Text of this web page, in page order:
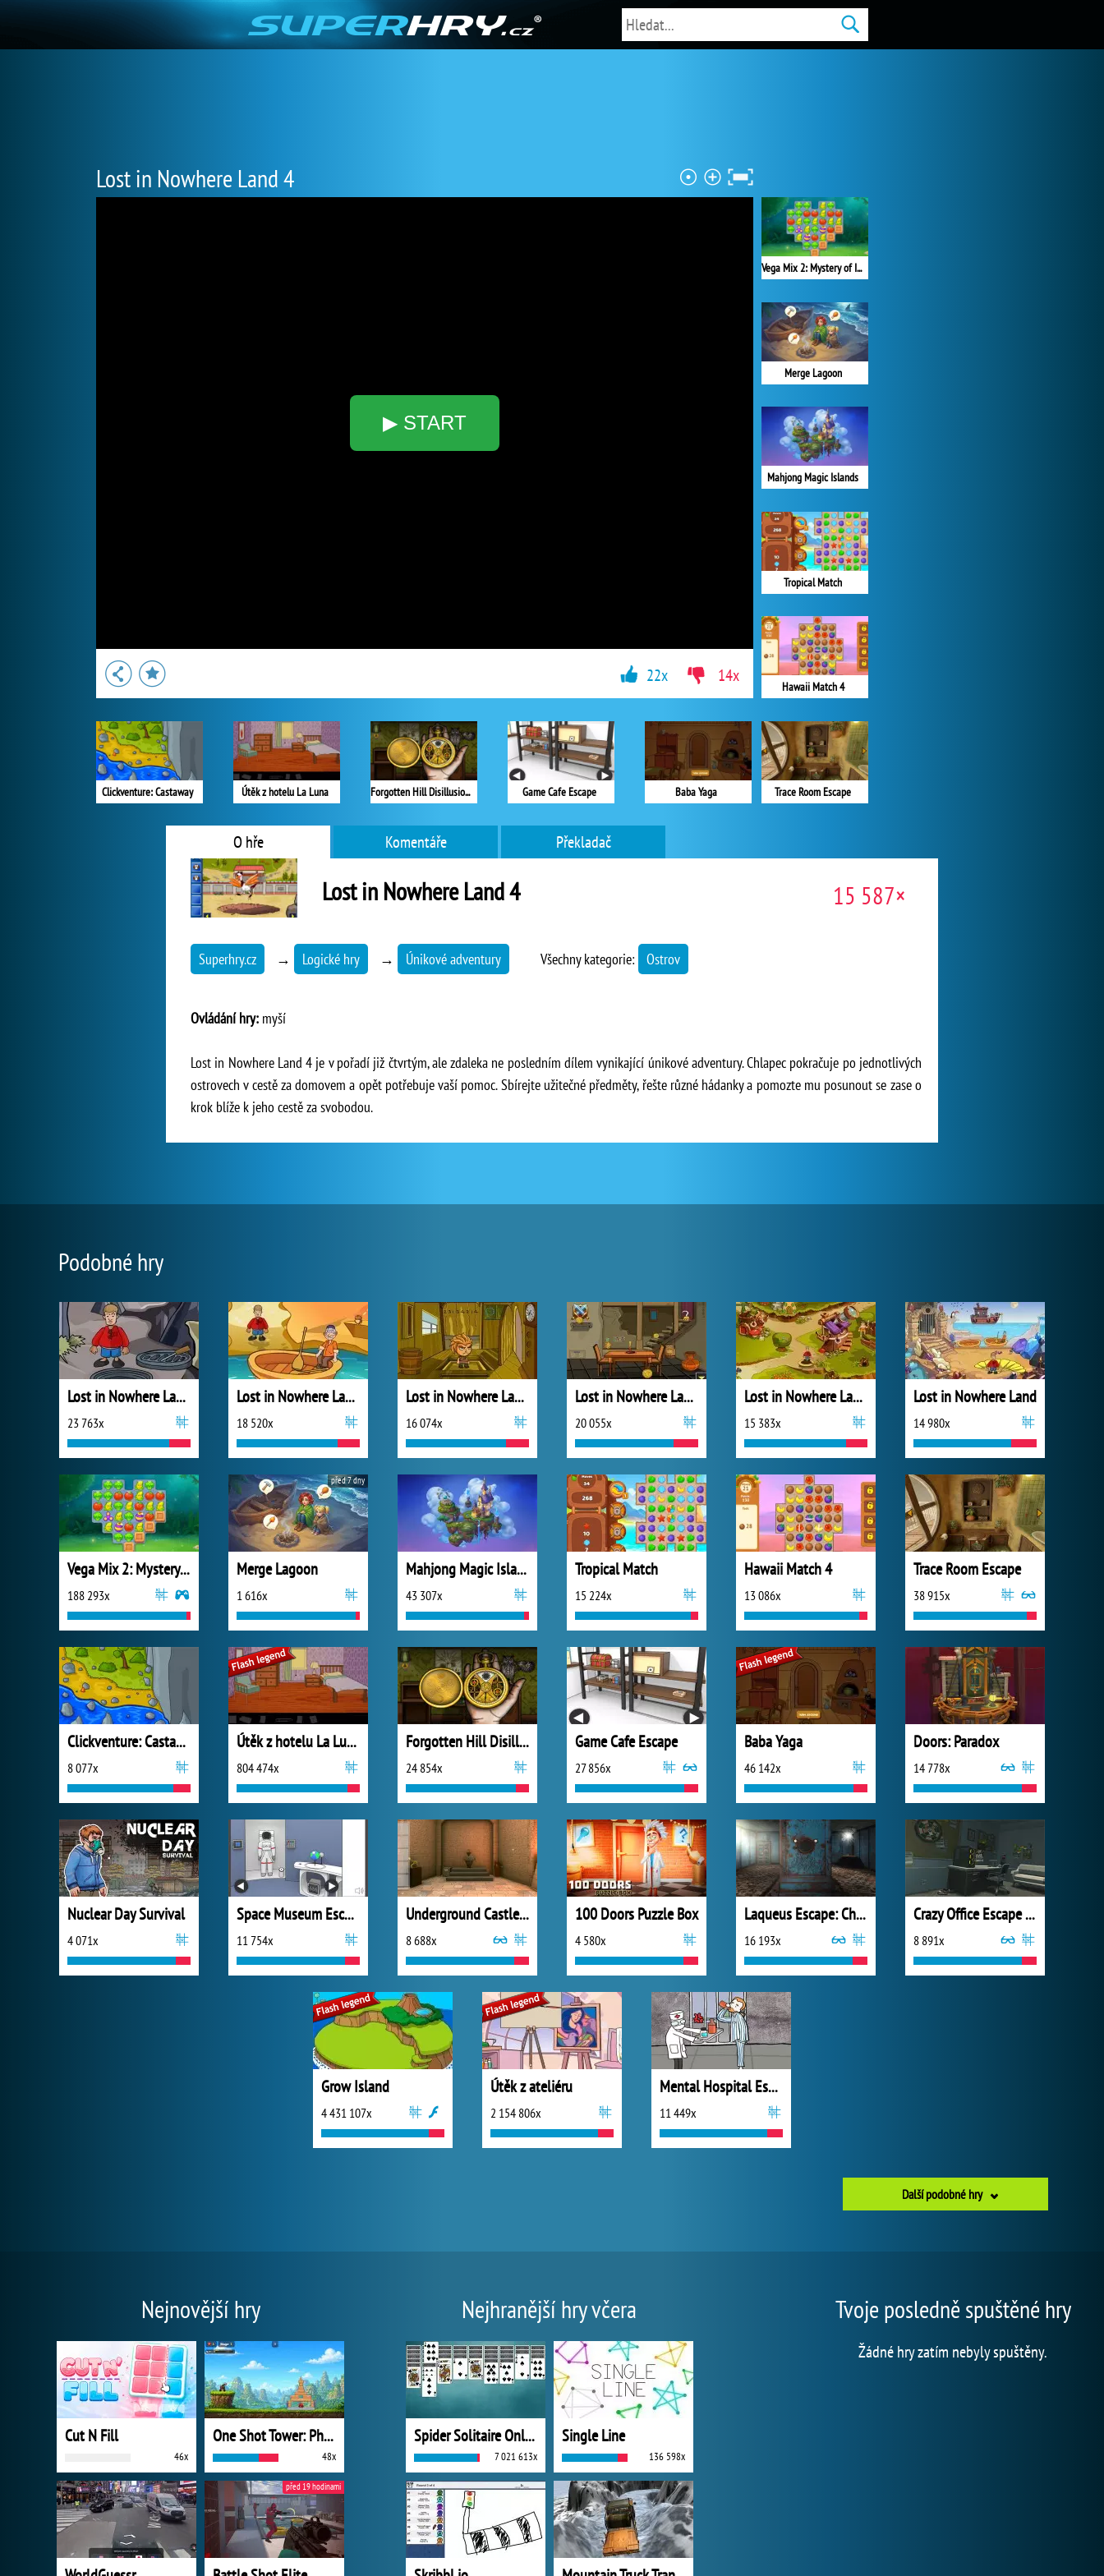
Lost in Nowhere Land 4
▶ START
Vega Mix 2: Mystery of Island
Merge Lagoon
Mahjong Magic Islands
Tropical Match
Hawaii Match 4
Trace Room Escape
Clickventure: Castaway Útěk z hotelu La Luna Forgotten Hill Disillusion: The Library Game Cafe Escape Baba Yaga
22x 14x
O hře Komentáře Překladač
Lost in Nowhere Land 4 15 587×
Superhry.cz → Logické hry → Únikové adventury Všechny kategorie: Ostrov
Ovládání hry: myší
Lost in Nowhere Land 4 je v pořadí již čtvrtým, ale zdaleka ne posledním dílem vynikající únikové adventury. Chlapec pokračuje po jednotlivých
ostrovech v cestě za domovem a opět potřebuje vaší pomoc. Sbírejte užitečné předměty, řešte různé hádanky a pomozte mu posunout se zase o
krok blíže k jeho cestě za svobodou.
Podobné hry
Lost in Nowhere Land 5
23 763x
Lost in Nowhere Land 6
18 520x
Lost in Nowhere Land 3
16 074x
Lost in Nowhere Land 7
20 055x
Lost in Nowhere Land 2
15 383x
Lost in Nowhere Land
14 980x
Vega Mix 2: Mystery of Island
188 293x
Merge Lagoon
1 616x
před 7 dny
Mahjong Magic Islands
43 307x
Tropical Match
15 224x
Hawaii Match 4
13 086x
Trace Room Escape
38 915x
Clickventure: Castaway
8 077x
Útěk z hotelu La Luna
804 474x
Forgotten Hill Disillusion: The Library
24 854x
Game Cafe Escape
27 856x
Baba Yaga
46 142x
Doors: Paradox
14 778x
Nuclear Day Survival
4 071x
Space Museum Escape
11 754x
Underground Castle Room Escape
8 688x
100 Doors Puzzle Box
4 580x
Laqueus Escape: Chapter III
16 193x
Crazy Office Escape Part 1
8 891x
Grow Island
4 431 107x
Útěk z ateliéru
2 154 806x
Mental Hospital Escape
11 449x
Další podobné hry
Nejnovější hry
Cut N Fill
46x
One Shot Tower: Physics Destroyer
48x
před 19 hodinami
Nejhranější hry včera
Spider Solitaire Online
7 021 613x
Single Line
136 598x
Tvoje posledně spuštěné hry
Žádné hry zatím nebyly spuštěny.